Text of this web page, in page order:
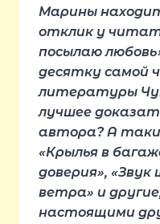
Марины
отклик у
посылаю
десятку самой
литературы
лучшее
автора? А
«Крылья в
доверия», «Звук
ветра» и
настоящими